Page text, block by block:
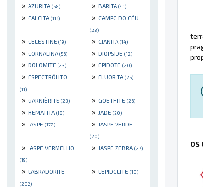
» AZURITA (58) » BARITA (41)
» CALCITA (116) » CAMPO DO CÉU
(23)
» CELESTINE (19) » CIANITA (14)
» CORNALINA (56) » DIOPSIDE (12)
» DOLOMITE (23) » EPIDOTE (20)
» ESPECTRÓLITO
(11)
» FLUORITA (25)
» GARNIÈRITE (23) » GOETHITE (26)
» HEMATITA (18) » JADE (20)
» JASPE (172) » JASPE VERDE
(20)
» JASPE VERMELHO
(19)
» JASPE ZEBRA (27)
» LABRADORITE
(202)
» LEPIDOLITE (10)
OS